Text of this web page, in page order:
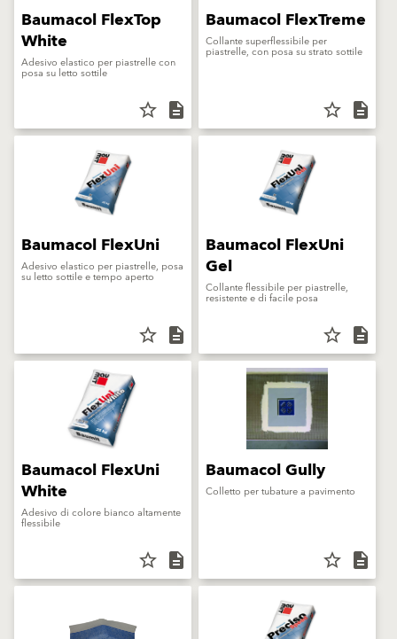
Baumacol FlexTop
White
Adesivo elastico per piastrelle con
posa su letto sottile
star_border description
Baumacol FlexTreme
Collante superflessibile per
piastrelle, con posa su strato sottile
star_border description
Baumacol FlexUni
Adesivo elastico per piastrelle, posa
su letto sottile e tempo aperto
star_border description
Baumacol FlexUni
Gel
Collante flessibile per piastrelle,
resistente e di facile posa
star_border description
Baumacol FlexUni
White
Adesivo di colore bianco altamente
flessibile
star_border description
Baumacol Gully
Colletto per tubature a pavimento
star_border description